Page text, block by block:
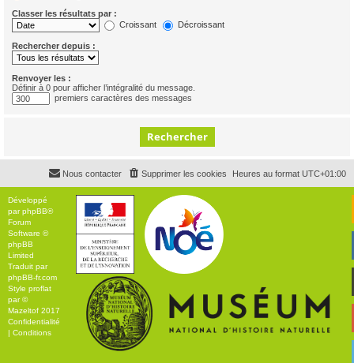
Classer les résultats par :
Croissant
Décroissant
Rechercher depuis :
Renvoyer les :
Définir à 0 pour afficher l’intégralité du message.
premiers caractères des messages
Heures au format UTC+01:00
Supprimer les cookies
Nous contacter
Développé
parphpBB®
Forum
Software ©
phpBB
Limited
Traduit par
phpBB-fr.com
Style proflat
par ©
Mazeltof 2017
Confidentialité
Conditions